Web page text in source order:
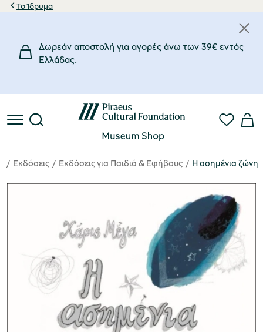
Το Ίδρυμα
Δωρεάν αποστολή για αγορές άνω των 39€ εντός
Eλλάδας.
Eκδόσεις Εκδόσεις για Παιδιά & Εφήβους Η ασημένια ζώνη